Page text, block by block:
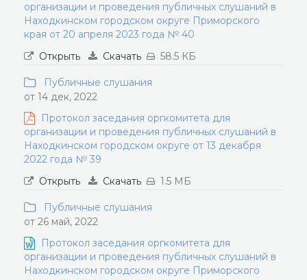
организации и проведения публичных слушаний в
Находкинском городском округе Приморского
края от 20 апреля 2023 года № 40
Открыть
Скачать 58.5 КБ
Публичные слушания
от 14 дек, 2022
Протокол заседания оргкомитета для
организации и проведения публичных слушаний в
Находкинском городском округе от 13 декабря
2022 года № 39
Открыть
Скачать 1.5 МБ
Публичные слушания
от 26 май, 2022
Протокол заседания оргкомитета для
организации и проведения публичных слушаний в
Находкинском городском округе Приморского